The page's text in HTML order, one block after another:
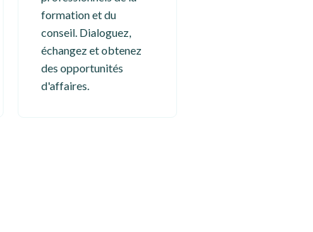
formation et du
conseil. Dialoguez,
échangez et obtenez
des opportunités
d'affaires.